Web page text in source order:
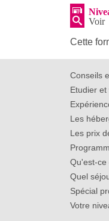
Voir
Cette
Conseils
Etudier
Les
Les prix
Qu'est-ce
Quel
Spécial
Votre